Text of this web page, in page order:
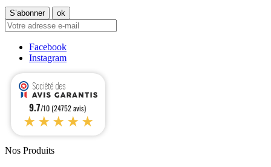
Facebook
Instagram
9.7/10 (24752 avis)
★★★★★
Nos Produits